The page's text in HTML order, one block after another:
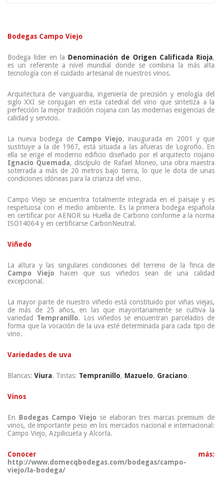
Bodegas Campo Viejo
Bodega líder en la Denominación de Origen Calificada Rioja,
es un referente a nivel mundial donde se combina la más alta
tecnología con el cuidado artesanal de nuestros vinos.
Arquitectura de vanguardia, ingeniería de precisión y enología del
siglo XXI se conjugan en esta catedral del vino que sintetiza a la
perfección la mejor tradición riojana con las modernas exigencias de
calidad y servicio.
La nueva bodega de Campo Viejo, inaugurada en 2001 y que
sustituye a la de 1967, está situada a las afueras de Logroño. En
ella se erige el moderno edificio diseñado por el arquitecto riojano
Ignacio Quemada, discípulo de Rafael Moneo, una obra maestra
soterrada a más de 20 metros bajo tierra, lo que le dota de unas
condiciones idóneas para la crianza del vino.
Campo Viejo se encuentra totalmente integrada en el paisaje y es
respetuosa con el medio ambiente. Es la primera bodega española
en certificar por AENOR su Huella de Carbono conforme a la norma
ISO14064 y en certificarse CarbonNeutral.
Viñedo
La altura y las singulares condiciones del terreno de la finca de
Campo Viejo hacen que sus viñedos sean de una calidad
excepcional.
La mayor parte de nuestro viñedo está constituido por viñas viejas,
de más de 25 años, en las que mayoritariamente se cultiva la
variedad Tempranillo. Los viñedos se encuentran parcelados de
forma que la vocación de la uva esté determinada para cada tipo de
vino.
Variedades de uva
Blancas: Viura. Tintas: Tempranillo, Mazuelo, Graciano.
Vinos
En Bodegas Campo Viejo se elaboran tres marcas premium de
vinos, de importante peso en los mercados nacional e internacional:
Campo Viejo, Azpilicueta y Alcorta.
Conocer más:
http://www.domecqbodegas.com/bodegas/campo-
viejo/la-bodega/